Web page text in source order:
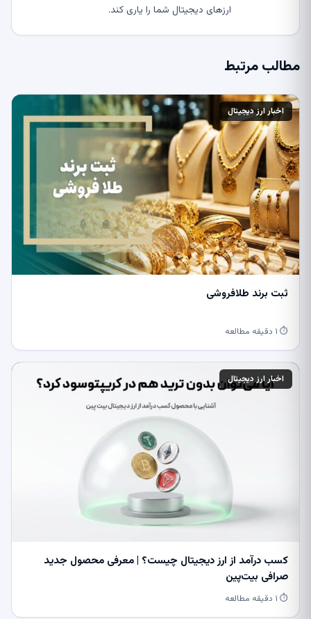
ارزهای دیجیتال شما را یاری کند.
مطالب مرتبط
اخبار ارز دیجیتال
ثبت برند طلافروشی
⏱ ۱ دقیقه مطالعه
اخبار ارز دیجیتال
کسب درآمد از ارز دیجیتال چیست؟ | معرفی محصول جدید
صرافی بیت‌پین
⏱ ۱ دقیقه مطالعه